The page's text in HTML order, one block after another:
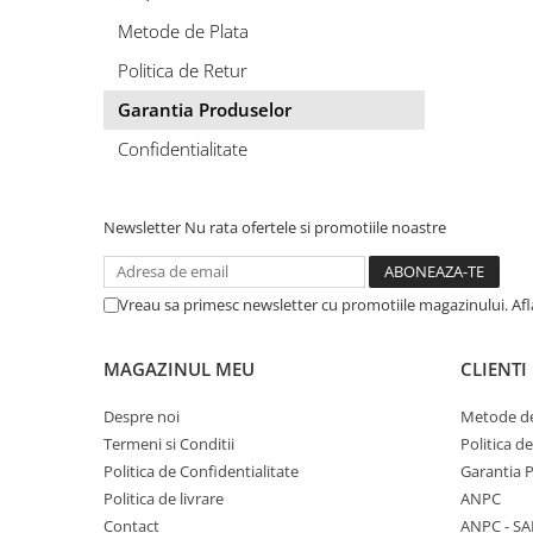
Forceps Reducere & Fixatori
Motoare Ortopedie
Pensa si Forceps
Tintire (Aiming)
Plăci Blocate
Plăci Neblocate
Plăci TPLO Blocate
Plăci Tubulare
Placi Blocate 2.7
Placi Blocate 3.5
Placi Neblocate 1.5
Placi Neblocate 2.4
Placi Neblocate 2.7
Placi Neblocate 3.5
SpinoFix Coloana
Suruburi Ancora
Suruburi Blocate HEX
Suruburi Blocate TORX
Metode de Plata
Politica de Retur
Garantia Produselor
Confidentialitate
Newsletter Nu rata ofertele si promotiile noastre
Vreau sa primesc newsletter cu promotiile magazinului.
MAGAZINUL MEU
Despre noi
Termeni si Conditii
Politica de Confidentialitate
Politica de livrare
Contact
CLIENTI
Metode
Politica
Garantia
ANPC
ANPC -